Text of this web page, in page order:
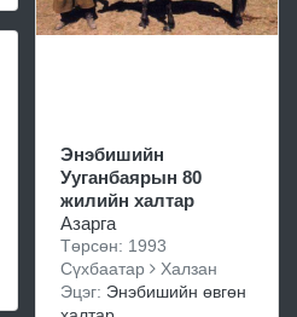
Энэбишийн
Ууганбаярын 80
жилийн халтар
Азарга
Төрсөн: 1993
Сүхбаатар
Халзан
Эцэг: Энэбишийн өвгөн